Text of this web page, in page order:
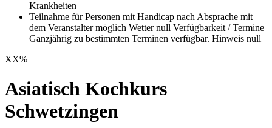
Krankheiten
Teilnahme für Personen mit Handicap nach Absprache mit
dem Veranstalter möglich Wetter null Verfügbarkeit / Termine
Ganzjährig zu bestimmten Terminen verfügbar. Hinweis null
XX%
Asiatisch Kochkurs
Schwetzingen